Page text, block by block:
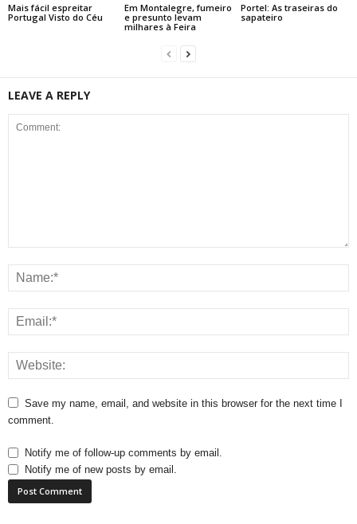
Mais fácil espreitar
Portugal Visto do Céu
Em Montalegre, fumeiro
e presunto levam
milhares à Feira
Portel: As traseiras do
sapateiro
LEAVE A REPLY
Save my name, email, and website in this browser for the next time I
comment.
Notify me of follow-up comments by email.
Notify me of new posts by email.